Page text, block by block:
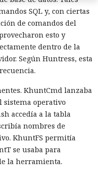
SQL y, con ciertas
de comandos del
esto y
dentro de la
Según Huntress, esta
KhuntCmd lanzaba
sistema operativo
accedía a la tabla
nombres de
KhuntFS permitía
se usaba para
la herramienta.
falla:
y la revela
hace falta hacer clic.